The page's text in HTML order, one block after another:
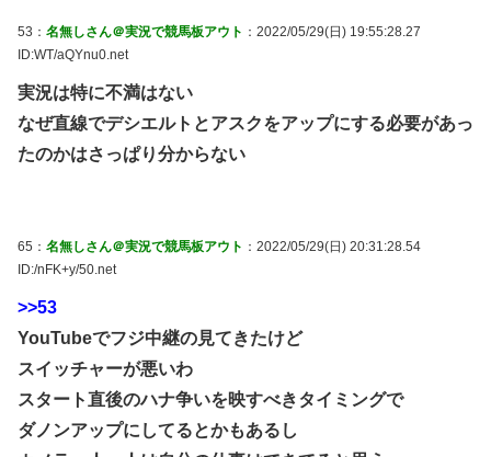
53： 名無しさん＠実況で競馬板アウト ：2022/05/29(日) 19:55:28.27
ID:WT/aQYnu0.net
実況は特に不満はない
なぜ直線でデシエルトとアスクをアップにする必要があっ
たのかはさっぱり分からない
65： 名無しさん＠実況で競馬板アウト ：2022/05/29(日) 20:31:28.54
ID:/nFK+y/50.net
>>53
YouTubeでフジ中継の見てきたけど
スイッチャーが悪いわ
スタート直後のハナ争いを映すべきタイミングで
ダノンアップにしてるとかもあるし